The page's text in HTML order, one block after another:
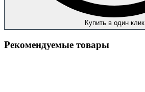
Купить в один клик
Рекомендуемые товары